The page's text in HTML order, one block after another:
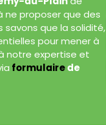
ne proposer que des
savons que la solidité,
pour mener à
notre expertise et
formulairede